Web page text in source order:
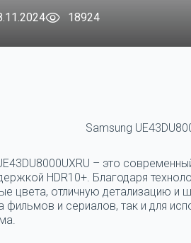
18924
Samsung
– это
HDR10+. Благодаря
цвета, отличную детализацию и
фильмов и сериалов, так и для